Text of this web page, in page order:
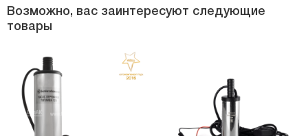
Возможно, вас заинтересуют следующие
товары